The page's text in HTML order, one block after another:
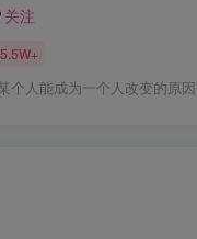
、充值缴费、资金归
置。
资费标准、网点查询
关注
个人能成为一个人改变的原因